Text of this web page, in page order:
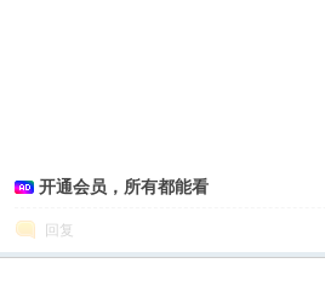
开通会员，所有都能看
回复